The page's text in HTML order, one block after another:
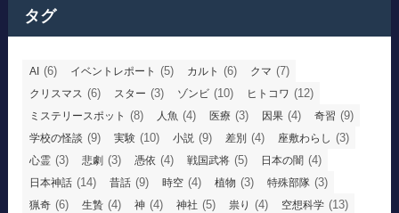
タグ
AI (6) イベントレポート (5) カルト (6) クマ (7)
クリスマス (6) スター (3) ゾンビ (10) ヒトコワ (12)
ミステリースポット (8) 人魚 (4) 医療 (3) 因果 (4) 奇習 (9)
学校の怪談 (9) 実験 (10) 小説 (9) 差別 (4) 座敷わらし (3)
心霊 (3) 悲劇 (3) 憑依 (4) 戦国武将 (5) 日本の闇 (4)
日本神話 (14) 昔話 (9) 時空 (4) 植物 (3) 特殊部隊 (3)
猟奇 (6) 生贄 (4) 神 (4) 神社 (5) 祟り (4) 空想科学 (13)